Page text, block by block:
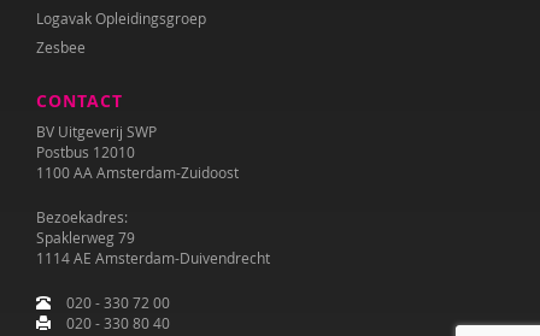
Logavak Opleidingsgroep
Zesbee
CONTACT
BV Uitgeverij SWP
Postbus 12010
1100 AA Amsterdam-Zuidoost
Bezoekadres:
Spaklerweg 79
1114 AE Amsterdam-Duivendrecht
020 - 330 72 00
020 - 330 80 40